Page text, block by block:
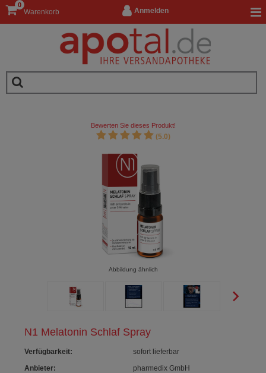
Anmelden
Warenkorb
0
N1 Melatonin Schlaf Spray
Verfügbarkeit:
sofort lieferbar
Anbieter:
pharmedix GmbH
Bewerten Sie dieses Produkt!
(5.0)
Abbildung ähnlich